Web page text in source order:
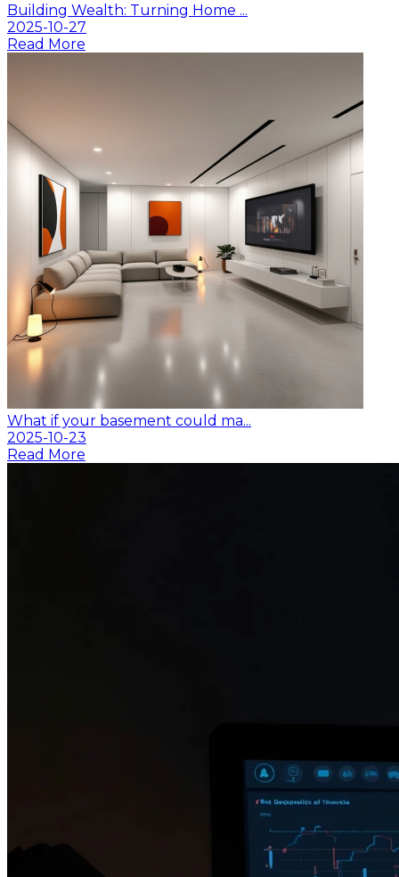
Building Wealth: Turning Home ...
2025-10-27
Read More
What if your basement could ma...
2025-10-23
Read More